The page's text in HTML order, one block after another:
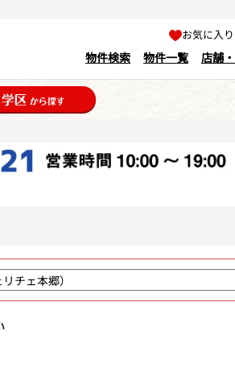
お気に
物件検索 物件一覧 店舗